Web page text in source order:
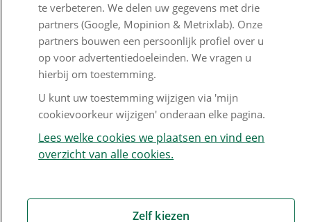
Digitale post
Formulieren
Disclaimer en copyright
Privacy en cookies
Mijn cookievoorkeur wijzigen
te verbeteren. We delen uw gegevens met drie
partners (Google, Mopinion & Metrixlab). Onze
partners bouwen een persoonlijk profiel over u
op voor advertentiedoeleinden. We vragen u
hierbij om toestemming.
U kunt uw toestemming wijzigen via 'mijn
cookievoorkeur wijzigen' onderaan elke pagina.
Lees welke cookies we plaatsen en vind een
overzicht van alle cookies.
Zelf kiezen